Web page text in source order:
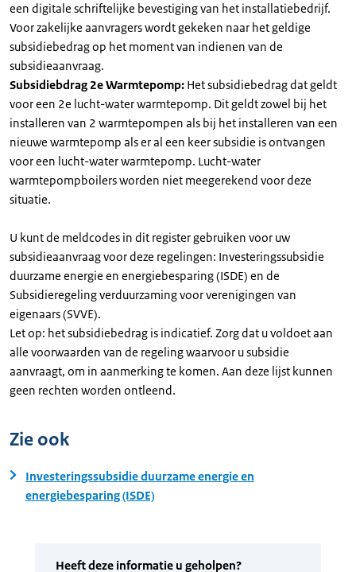
een digitale schriftelijke bevestiging van het installatiebedrijf.
Voor zakelijke aanvragers wordt gekeken naar het geldige
subsidiebedrag op het moment van indienen van de
subsidieaanvraag.
Subsidiebdrag 2e Warmtepomp: Het subsidiebedrag dat geldt
voor een 2e lucht-water warmtepomp. Dit geldt zowel bij het
installeren van 2 warmtepompen als bij het installeren van een
nieuwe warmtepomp als er al een keer subsidie is ontvangen
voor een lucht-water warmtepomp. Lucht-water
warmtepompboilers worden niet meegerekend voor deze
situatie.
U kunt de meldcodes in dit register gebruiken voor uw
subsidieaanvraag voor deze regelingen: Investeringssubsidie
duurzame energie en energiebesparing (ISDE) en de
Subsidieregeling verduurzaming voor verenigingen van
eigenaars (SVVE).
Let op: het subsidiebedrag is indicatief. Zorg dat u voldoet aan
alle voorwaarden van de regeling waarvoor u subsidie
aanvraagt, om in aanmerking te komen. Aan deze lijst kunnen
geen rechten worden ontleend.
Zie ook
Investeringssubsidie duurzame energie en
energiebesparing (ISDE)